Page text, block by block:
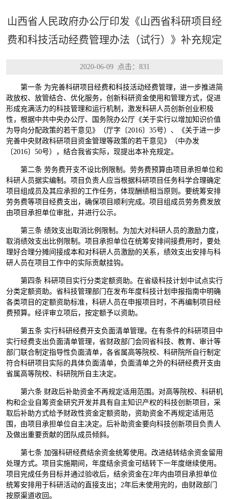
山西省人民政府办公厅印发《山西省科研项目经
费和科技活动经费管理办法（试行）》补充规定
2020-06-09 点击： 831
第一条 为完善科研项目经费和科技活动经费管理，进一步推进简
政放权、放管结合、优化服务，创新科研资金使用和管理方式，促进
形成充满活力的科技管理和运行机制，激发科研人员创新创业积极
性，根据中共中央办公厅、国务院办公厅《关于实行以增加知识价值
为导向分配政策的若干意见》（厅字〔2016〕35号）、《关于进一步
完善中央财政科研项目资金管理等政策的若干意见》（中办发
〔2016〕50号），结合我省实际，现提出本补充规定。
第二条 劳务费开支不设比例限制。劳务费预算由项目承担单位和
科研人员据实编制。项目负责人应当根据科研项目任务科学合理确定
项目组成员及其应承担的工作任务，体现酬绩相当原则。要统筹安排
劳务费等项目经费支出，确保项目顺利完成。项目组成员劳务费发放
由项目承担单位审批，并进行公示。
第三条 绩效支出取消比例限制。为加大对科研人员的激励力度，
取消绩效支出比例限制。项目承担单位在统筹安排间接费用时，要处
理好合理分摊间接成本和对科研人员激励的关系，绩效支出安排与科
研人员在项目工作中的实际贡献挂钩。
第四条 科研项目实行分类定额资助。在省级科技计划中试点实行
分类定额资助。省科技管理部门在发布年度科技计划申报指南中明确
各类项目的定额资助标准，科研人员在申报项目时，不再编制项目经
费预算。经评审立项后，按定额予以资助。
第五条 实行科研经费开支负面清单管理。在有条件的科研项目中
实行经费支出负面清单管理，省财政部门会同省科技、教育、审计等
部门联合制定指导性负面清单，各省属高等院校、科研院所自行制定
符合科研项目实际的具体负面清单，负面清单之外的科研经费开支由
省属高等院校、科研院所自主决定。
第六条 财政后补助资金不再规定适用范围。对高等院校、科研机
构和企业自筹资金研究开发并具有自主知识产权的科技创新项目，采
取后补助方式给予财政性资金定额资助，资助资金不再规定适用范
围，由项目承担单位自主决定。后补助资金要向科技创新项目负责人
及做出重要贡献的团队成员倾斜。
第七条 加强科研经费结余资金统筹使用。改进结转结余资金留用
处理方式。项目实施期间，年度结余资金可结转下一年度继续使用。
项目完成任务目标并通过验收后，结余资金在2年内由项目承担单位
统筹安排用于科研活动的直接支出；2年后未使用完的，由财政部门
按原渠道收回。